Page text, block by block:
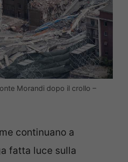
Morandi dopo il crollo –
continuano a
fatta luce sulla